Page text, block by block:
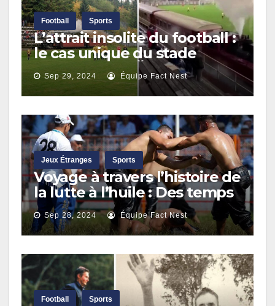
Football Sports
L’attrait insolite du football :
le cas unique du stade
ferroviaire de Čierny Balog
Sep 29, 2024 Équipe Fact Nest
Jeux Étranges Sports
Voyage à travers l’histoire de
la lutte à l’huile : Des temps
anciens au championnat de
Kirkpinar
Sep 28, 2024 Équipe Fact Nest
Football Sports